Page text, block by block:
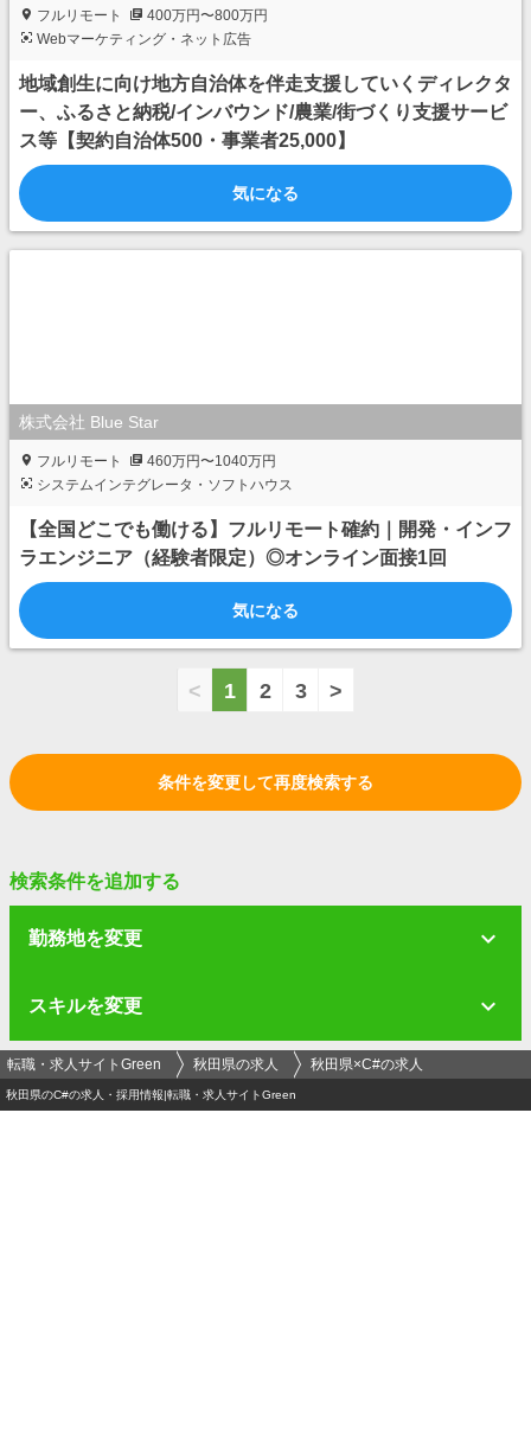
フルリモート
400万円〜800万円
Webマーケティング・ネット広告
地域創生に向け地方自治体を伴走支援していくディレクタ
ー、ふるさと納税/インバウンド/農業/街づくり支援サービ
ス等【契約自治体500・事業者25,000】
気になる
株式会社 Blue Star
フルリモート
460万円〜1040万円
システムインテグレータ・ソフトハウス
【全国どこでも働ける】フルリモート確約｜開発・インフ
ラエンジニア（経験者限定）◎オンライン面接1回
気になる
< 1 2 3 >
条件を変更して再度検索する
検索条件を追加する
勤務地を変更
スキルを変更
転職・求人サイトGreen 秋田県の求人 秋田県×C#の求人
秋田県のC#の求人・採用情報|転職・求人サイトGreen